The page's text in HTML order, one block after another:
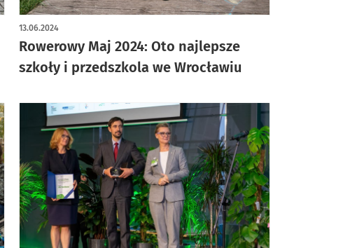
Rowerowy Maj 2024: Oto najlepsze
szkoły i przedszkola we Wrocławiu
13.06.2024
artykuł z galerią zdjęć